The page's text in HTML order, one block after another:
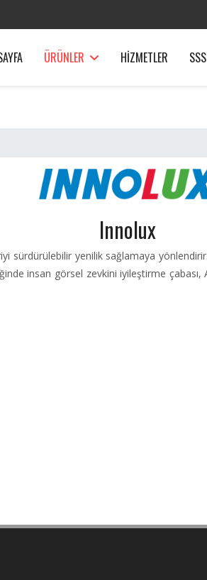
ÜRÜNLER HIZMETLER SSS
Innolux
sürdürülebilir yenilik sağlamaya
insan görsel zevkini iyileştirme